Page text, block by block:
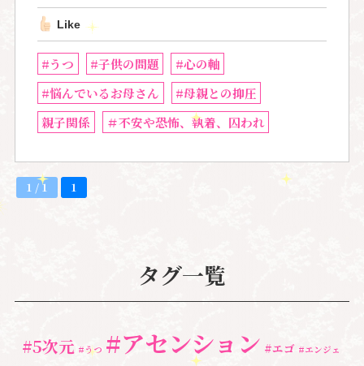
Like
#うつ #子供の問題
#心の軸
#悩んでいるお母さん
#母親との抑圧
親子関係
＃不安や恐怖、執着、囚われ
1 / 1 1
タグ一覧
#5次元 #うつ #アセンション #エゴ #エンジェ